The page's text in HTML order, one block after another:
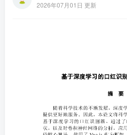
2026年07月01日 更新